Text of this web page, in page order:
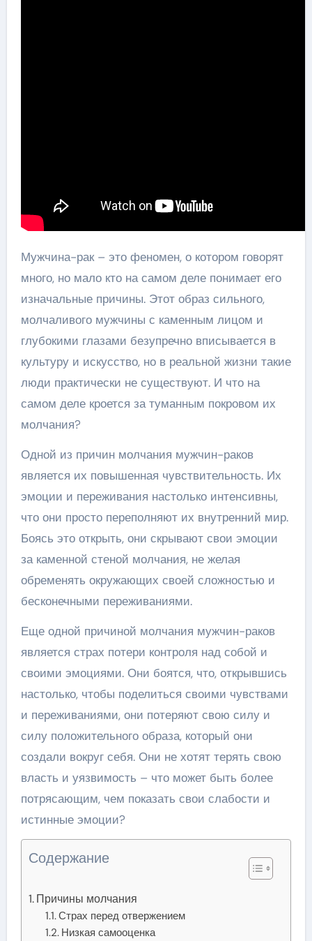
Мужчина-рак – это феномен, о котором говорят
много, но мало кто на самом деле понимает его
изначальные причины. Этот образ сильного,
молчаливого мужчины с каменным лицом и
глубокими глазами безупречно вписывается в
культуру и искусство, но в реальной жизни такие
люди практически не существуют. И что на
самом деле кроется за туманным покровом их
молчания?
Одной из причин молчания мужчин-раков
является их повышенная чувствительность. Их
эмоции и переживания настолько интенсивны,
что они просто переполняют их внутренний мир.
Боясь это открыть, они скрывают свои эмоции
за каменной стеной молчания, не желая
обременять окружающих своей сложностью и
бесконечными переживаниями.
Еще одной причиной молчания мужчин-раков
является страх потери контроля над собой и
своими эмоциями. Они боятся, что, открывшись
настолько, чтобы поделиться своими чувствами
и переживаниями, они потеряют свою силу и
силу положительного образа, который они
создали вокруг себя. Они не хотят терять свою
власть и уязвимость – что может быть более
потрясающим, чем показать свои слабости и
истинные эмоции?
Содержание
Причины молчания
Страх перед отвержением
Низкая самооценка